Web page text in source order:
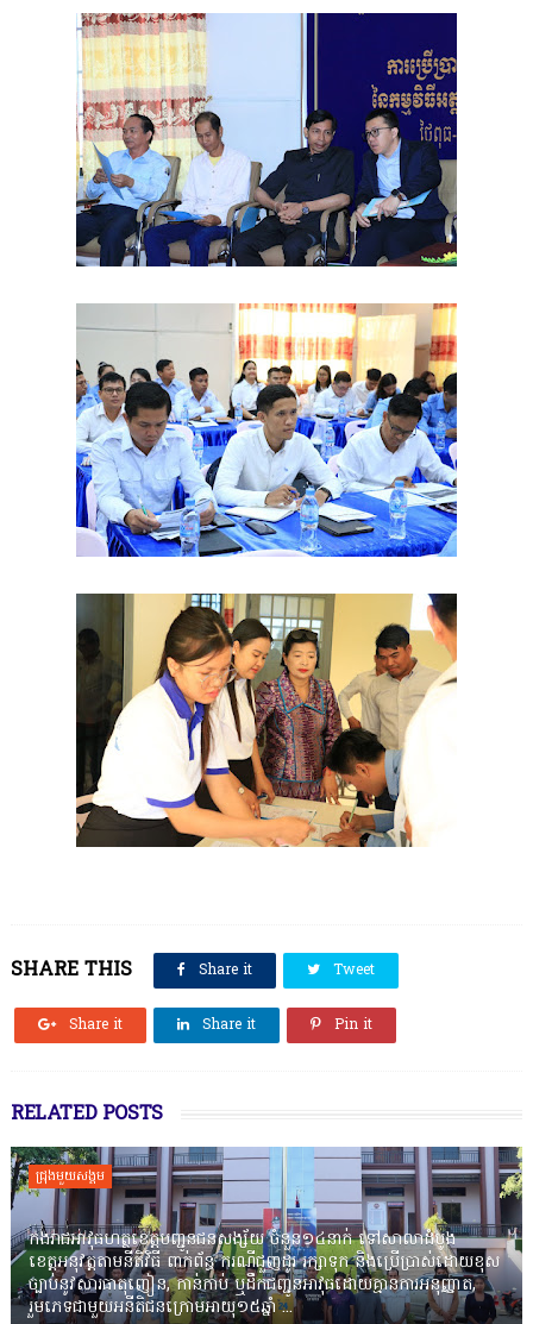
SHARE THIS Share it Tweet
Share it Share it Pin it
RELATED POSTS
ជ្រុងមួយសង្គម
កងរាជឣាវុធហត្ថខេត្តបញ្ជូនជនសង្ស័យ ចំនួន១៤នាក់ ទៅសាលាដំបូង
ខេត្តឣនុវត្តតាមនីតិវិធី ពាក់ព័ន្ធ ករណីជួញដូរ រក្សាទុក និងប្រើប្រាស់ដោយខុស
ច្បាប់នូវសារធាតុញៀន, កាន់កាប់ ឬដឹកជញ្ជូនអាវុធដោយគ្មានការអនុញ្ញាត,
រួមភេទជាមួយអនីតិជនក្រោមអាយុ១៥ឆ្នាំ ...